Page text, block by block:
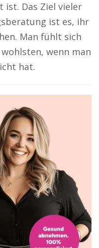
Das Ziel vieler
ist es, ihr
Man fühlt sich
wenn man
hat.